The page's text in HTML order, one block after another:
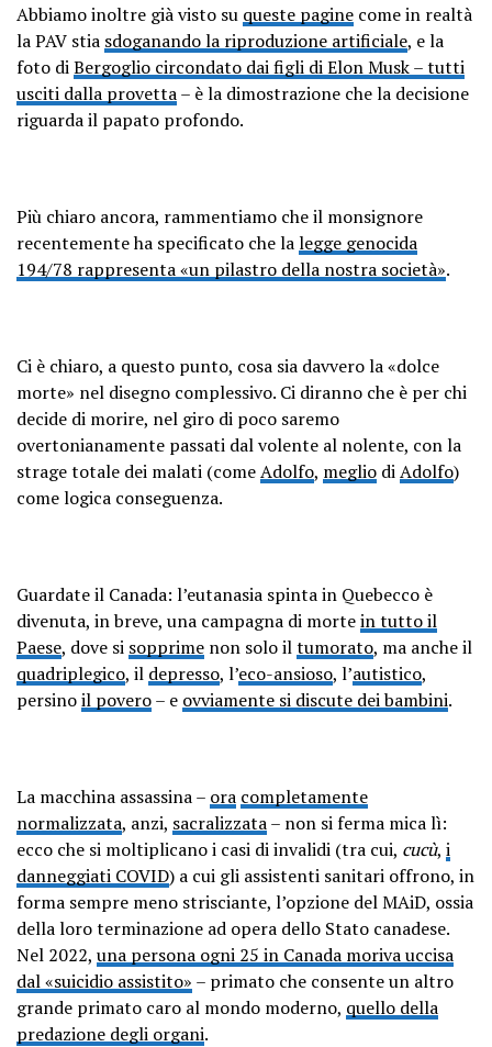
Abbiamo inoltre già visto su queste pagine come in realtà
la PAV stia sdoganando la riproduzione artificiale, e la
foto diBergoglio circondato dai figli di Elon Musk – tutti
usciti dalla provetta– è la dimostrazione che la decisione
riguarda il papato profondo.
Più chiaro ancora, rammentiamo che il monsignore
recentemente ha specificato che lalegge genocida
194/78 rappresenta «un pilastro della nostra società».
Ci è chiaro, a questo punto, cosa sia davvero la «dolce
morte» nel disegno complessivo. Ci diranno che è per chi
decide di morire, nel giro di poco saremo
overtonianamente passati dal volente al nolente, con la
strage totale dei malati (comeAdolfo, meglio diAdolfo)
come logica conseguenza.
Guardate il Canada: l’eutanasia spinta in Quebecco è
divenuta, in breve, una campagna di mortein tutto il
Paese, dove si sopprime non solo iltumorato, ma anche il
quadriplegico, il depresso, l’eco-ansioso, l’autistico,
persinoil povero– e ovviamente si discute dei bambini.
La macchina assassina – ora completamente
normalizzata, anzi, sacralizzata– non si ferma mica lì:
ecco che si moltiplicano i casi di invalidi (tra cui, cucù, i
danneggiati COVID) a cui gli assistenti sanitari offrono, in
forma sempre meno strisciante, l’opzione del MAiD, ossia
della loro terminazione ad opera dello Stato canadese.
Nel 2022, una persona ogni 25 in Canada moriva uccisa
dal «suicidio assistito» – primato che consente un altro
grande primato caro al mondo moderno, quello della
predazione degli organi.